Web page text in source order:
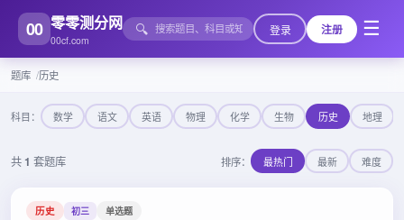
00 零零测分网
00cf.com
🔍 登录 注册 ☰
题库 历史
科目： 数学 语文 英语 物理 化学 生物 历史 地理
共 1 套题库 排序： 最热门 最新 难度
历史 初三 单选题